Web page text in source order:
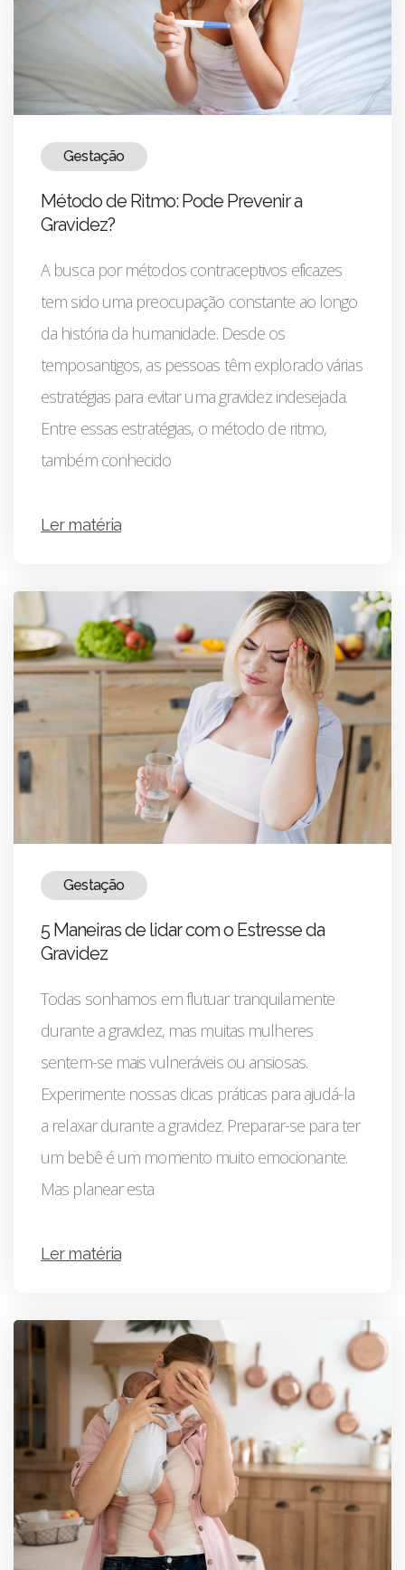
Gestação
Método de Ritmo: Pode Prevenir a
Gravidez?
A busca por métodos contraceptivos eficazes
tem sido uma preocupação constante ao longo
da história da humanidade. Desde os
temposantigos, as pessoas têm explorado várias
estratégias para evitar uma gravidez indesejada.
Entre essas estratégias, o método de ritmo,
também conhecido
Ler matéria
Gestação
5 Maneiras de lidar com o Estresse da
Gravidez
Todas sonhamos em flutuar tranquilamente
durante a gravidez, mas muitas mulheres
sentem-se mais vulneráveis ou ansiosas.
Experimente nossas dicas práticas para ajudá-la
a relaxar durante a gravidez. Preparar-se para ter
um bebê é um momento muito emocionante.
Mas planear esta
Ler matéria